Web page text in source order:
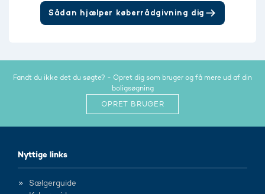
Sådan hjælper køberrådgivning dig
Fandt du ikke det du søgte? - Opret dig som bruger og få mere ud af din
boligsøgning
OPRET BRUGER
Nyttige links
Sælgerguide